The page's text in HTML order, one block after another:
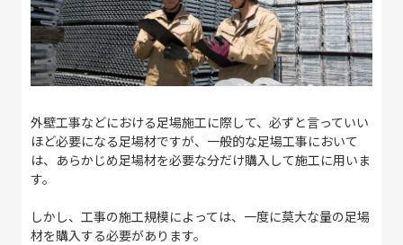
外壁工事などにおける足場施工に際して、必ずと言っていい
ほど必要になる足場材ですが、一般的な足場工事において
は、あらかじめ足場材を必要な分だけ購入して施工に用いま
す。
しかし、工事の施工規模によっては、一度に莫大な量の足場
材を購入する必要があります。